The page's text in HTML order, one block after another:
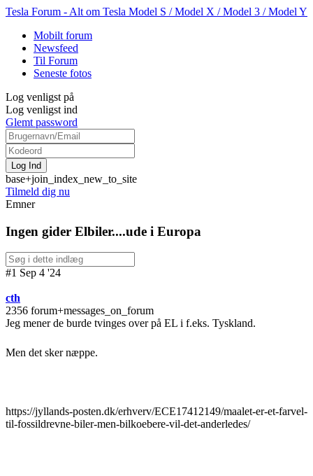
Tesla Forum - Alt om Tesla Model S / Model X / Model 3 / Model Y
Mobilt forum
Newsfeed
Til Forum
Seneste fotos
Log venligst på
Log venligst ind
Glemt password
base+join_index_new_to_site
Tilmeld dig nu
Emner
Ingen gider Elbiler....ude i Europa
#1 Sep 4 '24
cth
2356 forum+messages_on_forum
Jeg mener de burde tvinges over på EL i f.eks. Tyskland.
Men det sker næppe.
https://jyllands-posten.dk/erhverv/ECE17412149/maalet-er-et-farvel-
til-fossildrevne-biler-men-bilkoebere-vil-det-anderledes/